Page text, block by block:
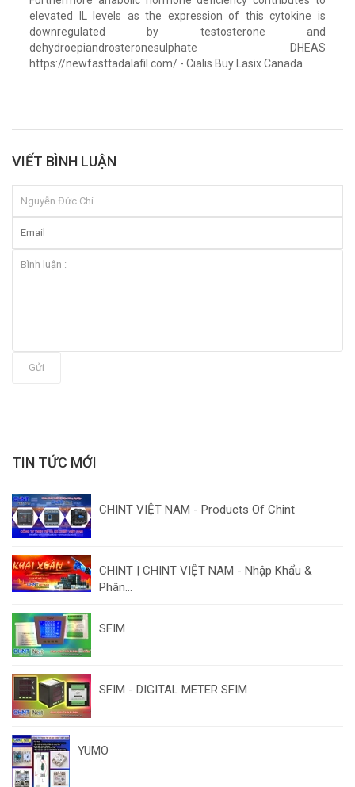
elevated IL levels as the expression of this cytokine is
downregulated by testosterone and
dehydroepiandrosteronesulphate DHEAS
https://newfasttadalafil.com/ - Cialis Buy Lasix Canada
VIẾT BÌNH LUẬN
Gửi
TIN TỨC MỚI
CHINT VIỆT NAM - Products Of Chint
CHINT | CHINT VIỆT NAM - Nhập Khẩu &
Phân...
SFIM
SFIM - DIGITAL METER SFIM
YUMO